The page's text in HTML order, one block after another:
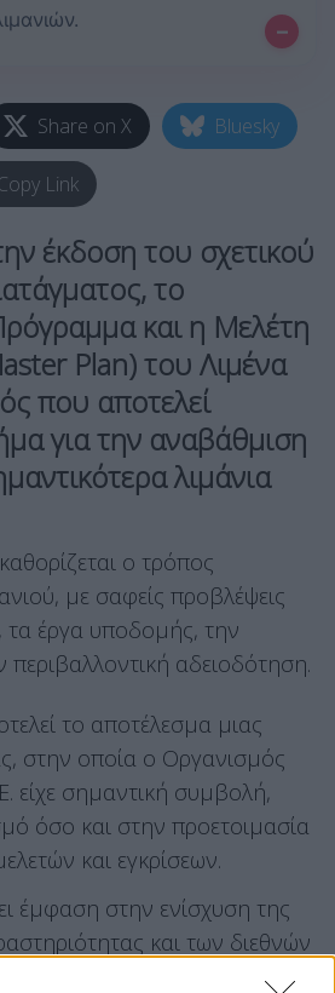
–
Share on X Bluesky
Link
έκδοση του σχετικού
το
και η Μελέτη
Plan) του Λιμένα
που αποτελεί
για την αναβάθμιση
λιμάνια
ο τρόπος
με σαφείς προβλέψεις
τα έργα υποδομής, την
περιβαλλοντική αδειοδότηση.
το αποτέλεσμα μιας
στην οποία ο Οργανισμός
είχε σημαντική συμβολή,
όσο και στην προετοιμασία
και εγκρίσεων.
έμφαση στην ενίσχυση της
και των διεθνών
της ακτοπλοΐας και των